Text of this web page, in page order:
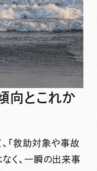
向とこれか
「救助対象や事故
く、一瞬の出来事